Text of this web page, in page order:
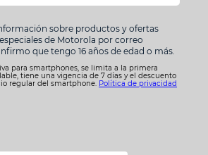
sobre productos y ofertas
de Motorola por correo
que tengo 16 años de edad o más.
para smartphones, se limita a la primera
tiene una vigencia de 7 días y el descuento
regular del smartphone. Política de privacidad